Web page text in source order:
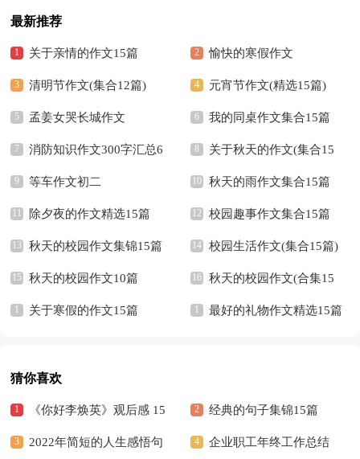
最新推荐
关于亲情的作文15篇 愉快的寒假作文
清明节作文(集合12篇) 元宵节作文(精选15篇)
孟姜女哭长城作文 我的同桌作文集合15篇
消防知识作文300字汇总6
篇
关于秋天的作文(集合15
篇)
等车作文初二 秋天的雨作文集合15篇
除夕夜的作文精选15篇 校园趣事作文集合15篇
秋天的校园作文集锦15篇 校园生活作文(集合15篇)
秋天的校园作文10篇 秋天的校园作文(合集15
篇)
关于寒假的作文15篇 最好的礼物作文精选15篇
猜你喜欢
《你好李焕英》观后感 15
篇
经典的句子集锦15篇
2022年简短的人生感悟句 企业职工年终工作总结